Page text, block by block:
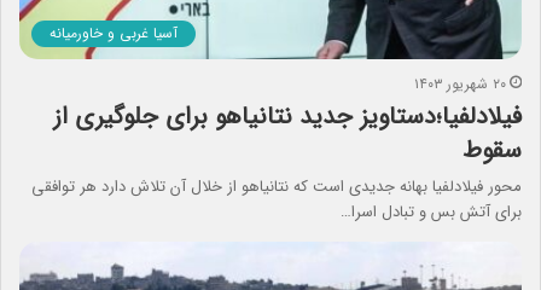
آسیا غربی و خاورمیانه
۲۰ شهریور ۱۴۰۳
فیلادلفیا؛دستاویز جدید نتانیاهو برای جلوگیری از
سقوط
محور فیلادلفیا بهانه جدیدی است که نتانیاهو از خلال آن تلاش دارد هر توافقی
برای آتش بس و تبادل اسرا…